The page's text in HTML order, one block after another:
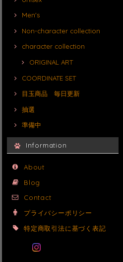
Men's
Non-character collection
character collection
ORIGINAL ART
COORDINATE SET
目玉商品 毎日更新
抽選
準備中
Information
About
Blog
Contact
プライバシーポリシー
特定商取引法に基づく表記